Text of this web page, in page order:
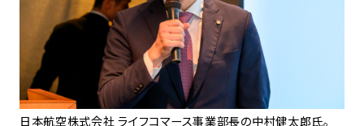
日本航空株式会社 ライフコマース事業部長の中村健太郎氏。